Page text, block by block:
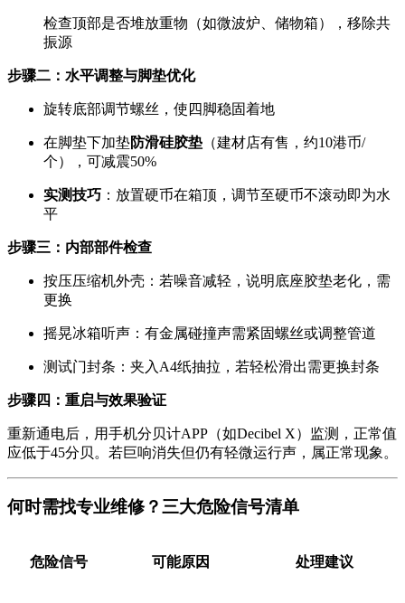
检查顶部是否堆放重物（如微波炉、储物箱），移除共
振源
步骤二：水平调整与脚垫优化
旋转底部调节螺丝，使四脚稳固着地
在脚垫下加垫防滑硅胶垫 （建材店有售，约10港币/
个），可减震50%
实测技巧 ：放置硬币在箱顶，调节至硬币不滚动即为水
平
步骤三：内部部件检查
按压压缩机外壳：若噪音减轻，说明底座胶垫老化，需
更换
摇晃冰箱听声：有金属碰撞声需紧固螺丝或调整管道
测试门封条：夹入A4纸抽拉，若轻松滑出需更换封条
步骤四：重启与效果验证
重新通电后，用手机分贝计APP（如Decibel X）监测，正常值
应低于45分贝。若巨响消失但仍有轻微运行声，属正常现象。
何时需找专业维修？三大危险信号清单
危险信号 可能原因 处理建议